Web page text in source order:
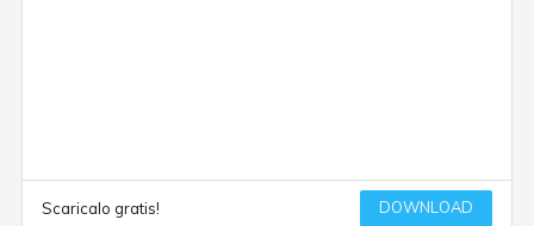
Scaricalo gratis! DOWNLOAD